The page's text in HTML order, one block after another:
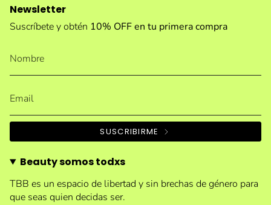
Newsletter
Suscríbete y obtén 10% OFF en tu primera compra
SUSCRIBIRME
Beauty somos todxs
TBB es un espacio de libertad y sin brechas de género para
que seas quien decidas ser.